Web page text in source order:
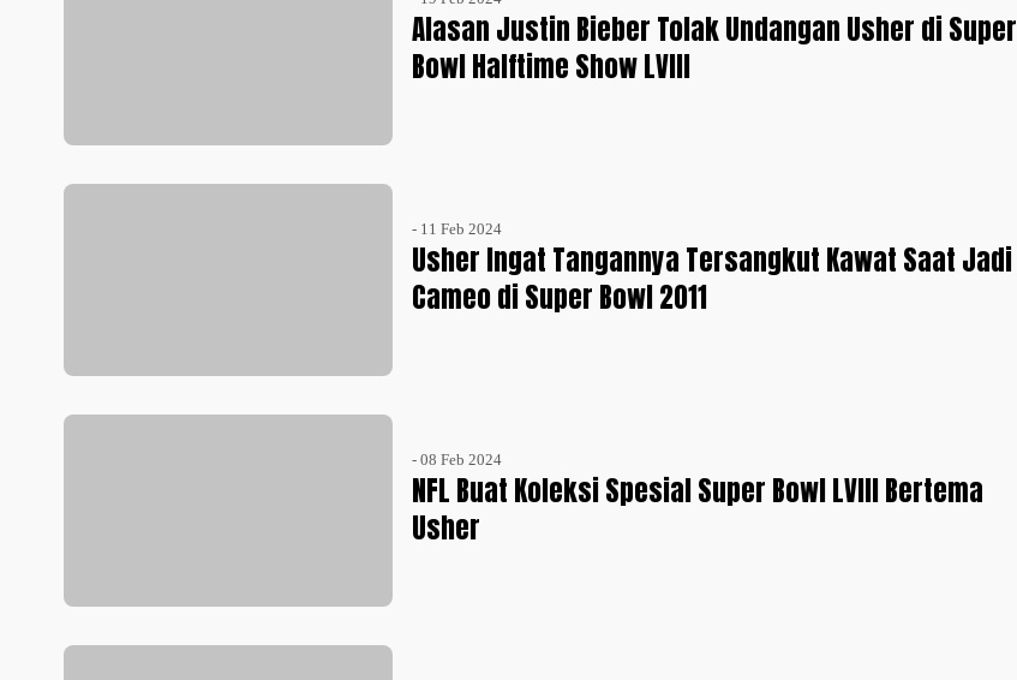
Alasan Justin Bieber Tolak Undangan Usher di Super
Bowl Halftime Show LVIII
- 11 Feb 2024
Usher Ingat Tangannya Tersangkut Kawat Saat Jadi
Cameo di Super Bowl 2011
- 08 Feb 2024
NFL Buat Koleksi Spesial Super Bowl LVIII Bertema
Usher